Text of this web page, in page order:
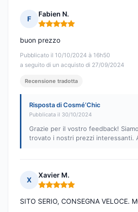
F
Fabien N.
Nota: 5 su 5
Pubblicato il 10/10/2024 à 16h50
a seguito di un acquisto di 27/09/2024
buon prezzo
Recensione tradotta
Risposta di Cosmé’Chic
Pubblicata il 30/10/2024
Grazie per il vostro feedback!
trovato i nostri prezzi interessanti.
X
Xavier M.
Nota: 5 su 5
SITO SERIO, CONSEGNA VELOCE.